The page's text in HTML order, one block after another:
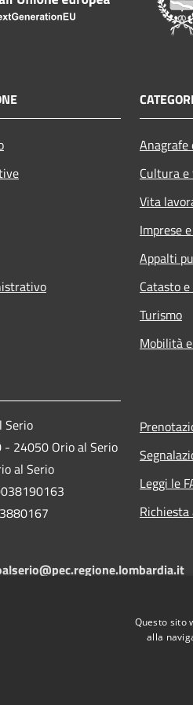
Cultura
Vita
Imprese
Appalti
Catasto
Turismo
Mobilità
Serio
- 24050 Orio al Serio
al Serio
Leggi le
Questo sito
alla